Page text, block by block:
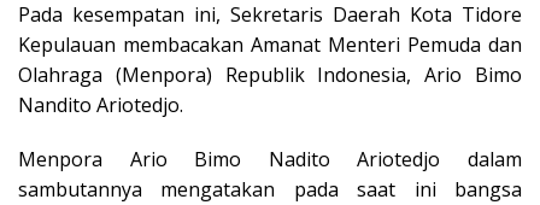
Pada kesempatan ini, Sekretaris Daerah Kota Tidore
Kepulauan membacakan Amanat Menteri Pemuda dan
Olahraga (Menpora) Republik Indonesia, Ario Bimo
Nandito Ariotedjo.
Menpora Ario Bimo Nadito Ariotedjo dalam
sambutannya mengatakan pada saat ini bangsa